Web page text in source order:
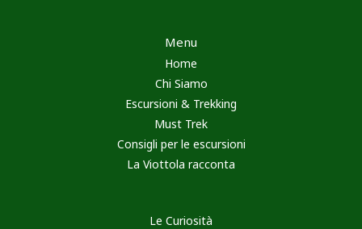
Menu
Home
Chi Siamo
Escursioni & Trekking
Must Trek
Consigli per le escursioni
La Viottola racconta
Le Curiosità